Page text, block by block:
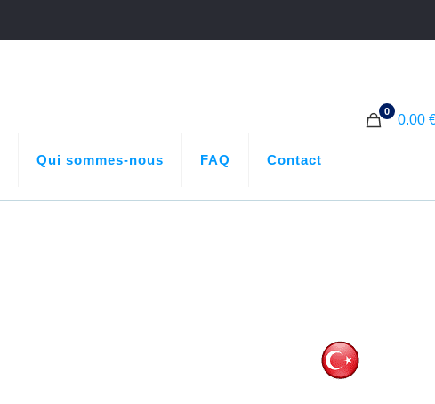
Qui sommes-nous FAQ Contact
0
0.00